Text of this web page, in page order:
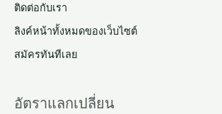
ติดต่อกับเรา
ลิงค์หน้าทั้งหมดของเว็บไซต์
สมัครทันทีเลย
อัตราแลกเปลี่ยน